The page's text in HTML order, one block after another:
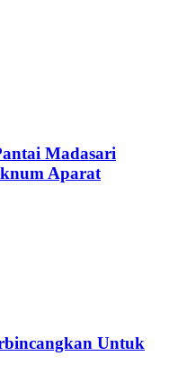
Madasari
Aparat
Untuk